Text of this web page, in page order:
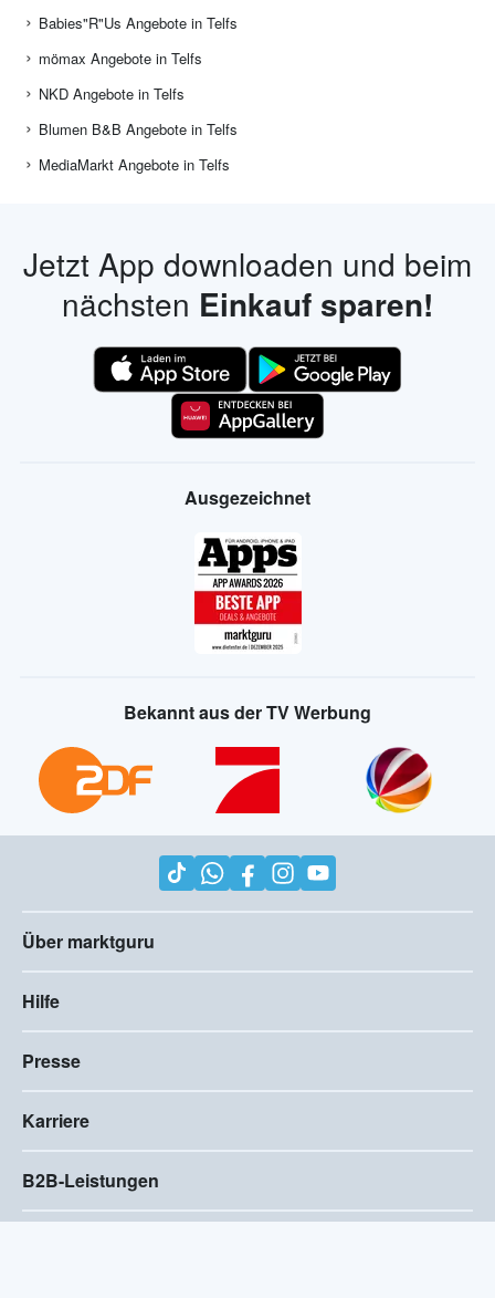
Babies"R"Us Angebote in Telfs
mömax Angebote in Telfs
NKD Angebote in Telfs
Blumen B&B Angebote in Telfs
MediaMarkt Angebote in Telfs
Jetzt App downloaden und beim
nächsten Einkauf sparen!
Ausgezeichnet
Bekannt aus der TV Werbung
Über marktguru
Hilfe
Presse
Karriere
B2B-Leistungen